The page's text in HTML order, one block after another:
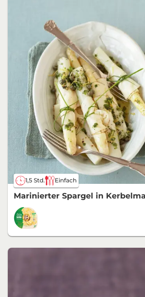
1,5 Std. Einfach
Marinierter Spargel in